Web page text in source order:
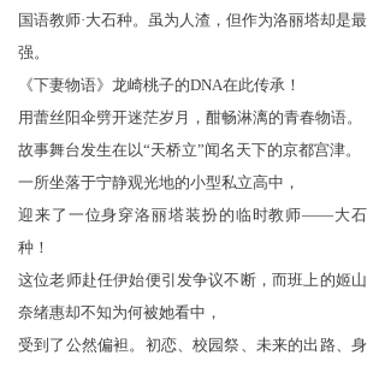
国语教师·大石种。虽为人渣，但作为洛丽塔却是最
强。
《下妻物语》龙崎桃子的DNA在此传承！
用蕾丝阳伞劈开迷茫岁月，酣畅淋漓的青春物语。
故事舞台发生在以“天桥立”闻名天下的京都宫津。
一所坐落于宁静观光地的小型私立高中，
迎来了一位身穿洛丽塔装扮的临时教师——大石
种！
这位老师赴任伊始便引发争议不断，而班上的姬山
奈绪惠却不知为何被她看中，
受到了公然偏袒。 初恋、校园祭、未来的出路、身